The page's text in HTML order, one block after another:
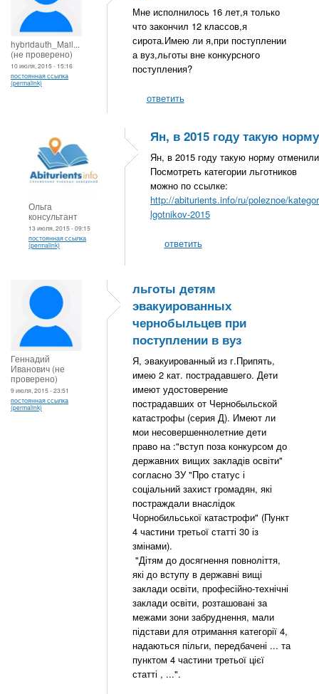
hybridauth_Mail...
(не проверено)
10 июля, 2015 - 15:16
постоянная ссылка
(permalink)
Мне исполнилось 16 лет,я только
что закончил 12 классов,я
сирота.Имею ли я,при поступлении
а вуз,льготы вне конкурсного
поступления?
ответить
Ольга
консультант
13 июля, 2015 - 09:15
постоянная ссылка
(permalink)
Ян, в 2015 году такую норму
Ян, в 2015 году такую норму
Посмотреть категории льготников
можно по ссылке:
http://abiturients.info/ru/poleznoe/
lgotnikov-2015
ответить
Геннадий
Иванович (не
проверено)
9 июля, 2015 - 23:51
постоянная ссылка
(permalink)
льготы детям
эвакуированных
чернобыльцев при
поступлении в вуз
Я, эвакуированный из г.Припять,
имею 2 кат. пострадавшего. Дети
имеют удостоверение
пострадавших от Чернобыльской
катастрофы (серия Д). Имеют ли
мои несовершеннолетние дети
право на :"вступ поза конкурсом до
державних вищих закладів освіти"
согласно ЗУ "Про статус і
соціальний захист громадян, які
постраждали внаслідок
Чорнобильської катастрофи" (Пункт
4 частини третьої статті 30 із
змінами).
"Дітям до досягнення повноліття,
які до вступу в державні вищі
заклади освіти, професійно-технічні
заклади освіти, розташовані за
межами зони забруднення, мали
підстави для отримання категорії 4,
надаються пільги, передбачені ... та
пунктом 4 частини третьої цієї
статті , ...".